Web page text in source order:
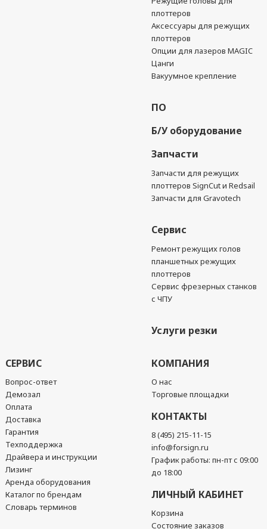
плоттеров
Аксессуары для режущих
плоттеров
Опции для лазеров MAGIC
Цанги
Вакуумное крепление
ПО
Б/У оборудование
Запчасти
Запчасти для режущих
плоттеров SignCut и Redsail
Запчасти для Gravotech
Сервис
Ремонт режущих голов
планшетных режущих
плоттеров
Сервис фрезерных станков
с ЧПУ
Услуги резки
СЕРВИС
Вопрос-ответ
Демозал
Оплата
Доставка
Гарантия
Техподдержка
Драйвера и инструкции
Лизинг
Аренда оборудования
Каталог по брендам
Словарь терминов
КОМПАНИЯ
О нас
Торговые площадки
КОНТАКТЫ
8 (495) 215-11-15
info@forsign.ru
График работы: пн-пт с 09:00
до 18:00
ЛИЧНЫЙ КАБИНЕТ
Корзина
Состояние заказов